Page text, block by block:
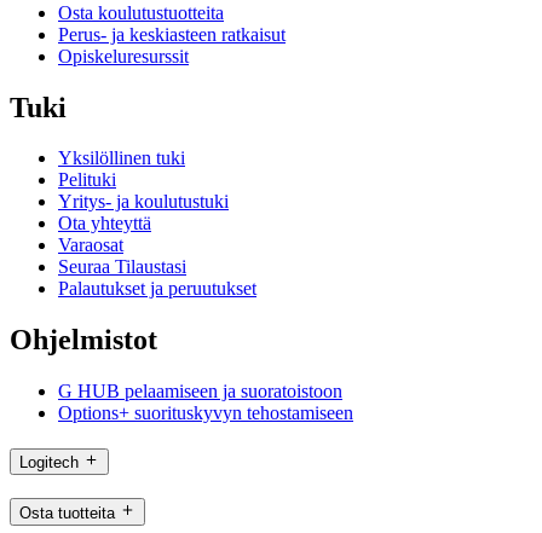
Osta koulutustuotteita
Perus- ja keskiasteen ratkaisut
Opiskeluresurssit
Tuki
Yksilöllinen tuki
Pelituki
Yritys- ja koulutustuki
Ota yhteyttä
Varaosat
Seuraa Tilaustasi
Palautukset ja peruutukset
Ohjelmistot
G HUB pelaamiseen ja suoratoistoon
Options+ suorituskyvyn tehostamiseen
Logitech
Osta tuotteita